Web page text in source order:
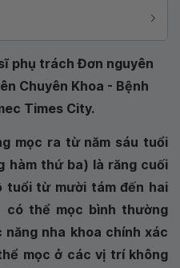
phụ trách Đơn nguyên
Chuyên Khoa - Bệnh
Times City.
mọc ra từ năm sáu tuổi
hàm thứ ba) là răng cuối
tuổi từ mười tám đến hai
có thể mọc bình thường
nha khoa chính xác
mọc ở các vị trí không